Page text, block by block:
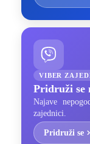
VIBER
Pridruži se
Najave
zajednici.
Pridruži se